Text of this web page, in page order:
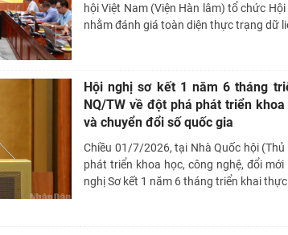
hội Việt Nam (Viện Hàn lâm) tổ chức
nhằm đánh giá toàn diện thực trạng dữ
Hội nghị sơ kết 1 năm 6 tháng
NQ/TW về đột phá phát triển
và chuyển đổi số quốc gia
Chiều 01/7/2026, tại Nhà Quốc hội
phát triển khoa học, công nghệ, đổi
nghị Sơ kết 1 năm 6 tháng triển khai